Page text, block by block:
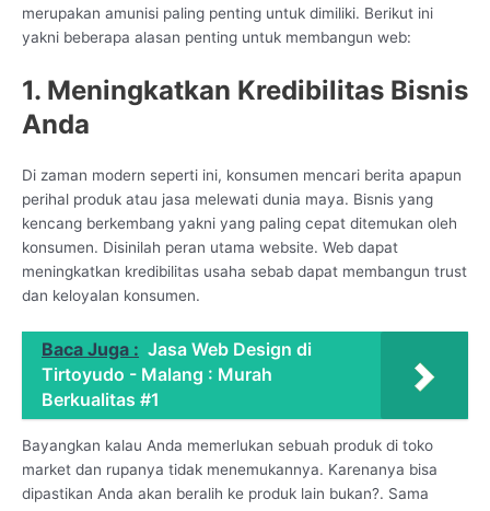
merupakan amunisi paling penting untuk dimiliki. Berikut ini
yakni beberapa alasan penting untuk membangun web:
1. Meningkatkan Kredibilitas Bisnis
Anda
Di zaman modern seperti ini, konsumen mencari berita apapun
perihal produk atau jasa melewati dunia maya. Bisnis yang
kencang berkembang yakni yang paling cepat ditemukan oleh
konsumen. Disinilah peran utama website. Web dapat
meningkatkan kredibilitas usaha sebab dapat membangun trust
dan keloyalan konsumen.
Baca Juga : Jasa Web Design di
Tirtoyudo - Malang : Murah
Berkualitas #1
Bayangkan kalau Anda memerlukan sebuah produk di toko
market dan rupanya tidak menemukannya. Karenanya bisa
dipastikan Anda akan beralih ke produk lain bukan?. Sama